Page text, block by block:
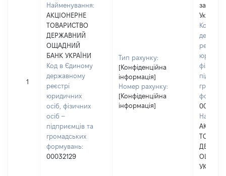
1
Найменування:
АКЦІОНЕРНЕ
ТОВАРИСТВО
ДЕРЖАВНИЙ
ОЩАДНИЙ
БАНК УКРАЇНИ
Код в Єдиному
державному
реєстрі
юридичних
осіб, фізичних
осіб –
підприємців та
громадських
формувань:
00032129
Тип рахунку:
[Конфіденційна
інформація]
Номер рахунку:
[Конфіденційна
інформація]
Україні
Код в
реєстрі
УКРАЇНИ